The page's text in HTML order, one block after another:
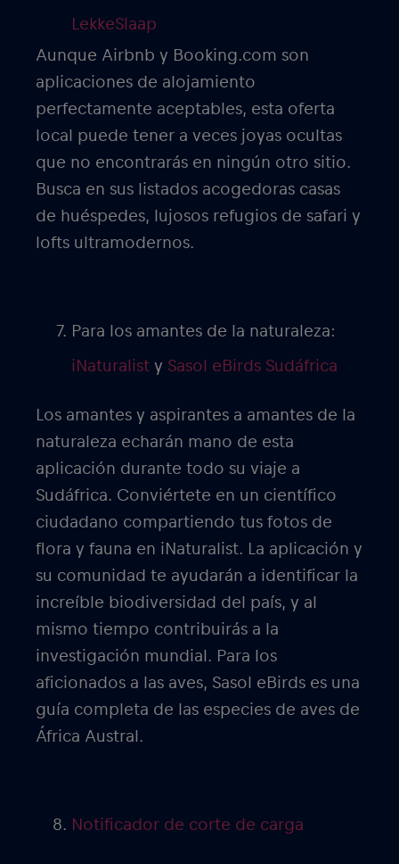
LekkeSlaap
Aunque Airbnb y Booking.com son
aplicaciones de alojamiento
perfectamente aceptables, esta oferta
local puede tener a veces joyas ocultas
que no encontrarás en ningún otro sitio.
Busca en sus listados acogedoras casas
de huéspedes, lujosos refugios de safari y
lofts ultramodernos.
Para los amantes de la naturaleza:
iNaturalist y Sasol eBirds Sudáfrica
Los amantes y aspirantes a amantes de la
naturaleza echarán mano de esta
aplicación durante todo su viaje a
Sudáfrica. Conviértete en un científico
ciudadano compartiendo tus fotos de
flora y fauna en iNaturalist. La aplicación y
su comunidad te ayudarán a identificar la
increíble biodiversidad del país, y al
mismo tiempo contribuirás a la
investigación mundial. Para los
aficionados a las aves, Sasol eBirds es una
guía completa de las especies de aves de
África Austral.
Notificador de corte de carga